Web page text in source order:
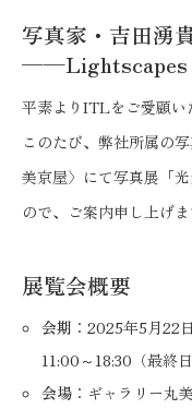
写真家・吉田湧
──Lightscapes
平素よりITLをご愛顧い
このたび、弊社所属の
美京屋〉にて写真展「
ので、ご案内申し上げま
展覧会概要
会期 ：2025年5月22
11:00～18:30（最終
会場 ：ギャラリー丸